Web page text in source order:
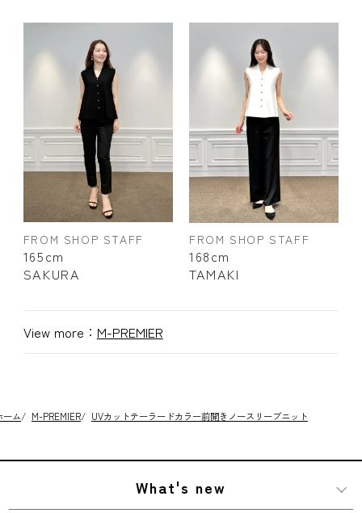
FROM SHOP STAFF
165cm
SAKURA
FROM SHOP STAFF
168cm
TAMAKI
View more： M-PREMIER
ーム/ M-PREMIER/ UVカットテーラードカラー前開きノースリーブニット
What's new